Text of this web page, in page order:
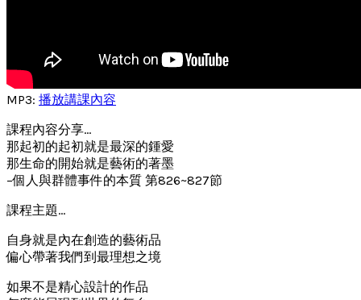
MP3: 播放講課內容
課程內容分享…
那起初的起初就是最深的鍾愛
那生命的開始就是藝術的著墨
–個人與群體事件的本質 第826~827節
課程主題…
自身就是內在創造的藝術品
偏心帶著我們到最理想之境
如果不是精心設計的作品